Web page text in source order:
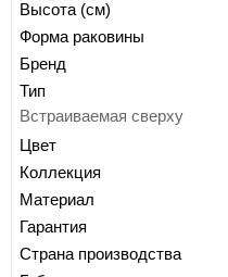
Высота (см)
Форма раковины
Бренд
Тип
Встраиваемая сверху
Цвет
Коллекция
Материал
Гарантия
Страна производства